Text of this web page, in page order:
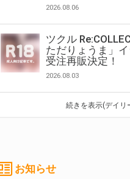
2026.08.06
ツクル
ただりょうま」
受注再販決定！
2026.08.03
続きを表示(デイリ
お知らせ